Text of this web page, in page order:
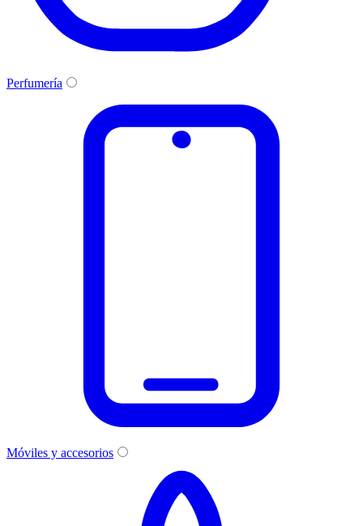
Perfumería
Móviles y accesorios